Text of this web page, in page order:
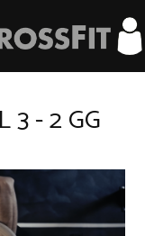
3 - 2 GG